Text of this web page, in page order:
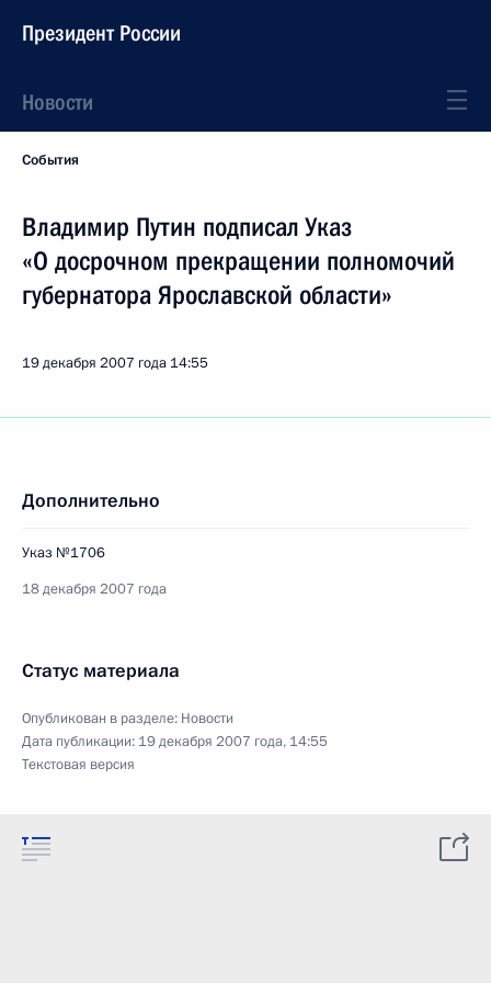
Президент России
Новости
События
Владимир Путин подписал Указ
«О досрочном прекращении полномочий
губернатора Ярославской области»
19 декабря 2007 года 14:55
Дополнительно
Указ №1706
18 декабря 2007 года
Статус материала
Опубликован в разделе: Новости
Дата публикации: 19 декабря 2007 года, 14:55
Текстовая версия